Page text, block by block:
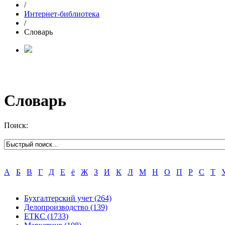
/
Интернет-библиотека
/
Словарь
Словарь
Поиск:
А Б В Г Д Е ё Ж З И К Л М Н О П Р С Т
Бухгалтерский учет (264)
Делопроизводство (139)
ЕТКС (1733)